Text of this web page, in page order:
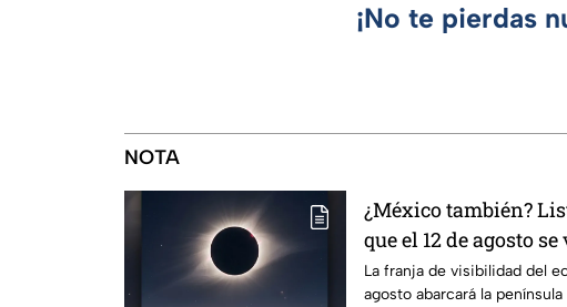
¡No te pierdas
NOTA
¿México también?
que el 12 de agosto
solar total y en los
La franja de visibilidad del
agosto abarcará la